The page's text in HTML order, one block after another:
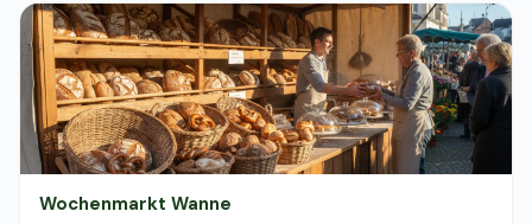
Wochenmarkt Wanne